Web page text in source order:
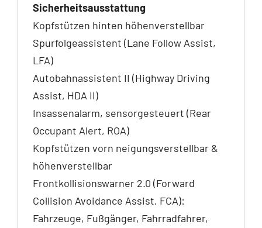
Sicherheitsausstattung
Kopfstützen hinten höhenverstellbar
Spurfolgeassistent (Lane Follow Assist,
LFA)
Autobahnassistent II (Highway Driving
Assist, HDA II)
Insassenalarm, sensorgesteuert (Rear
Occupant Alert, ROA)
Kopfstützen vorn neigungsverstellbar &
höhenverstellbar
Frontkollisionswarner 2.0 (Forward
Collision Avoidance Assist, FCA):
Fahrzeuge, Fußgänger, Fahrradfahrer,